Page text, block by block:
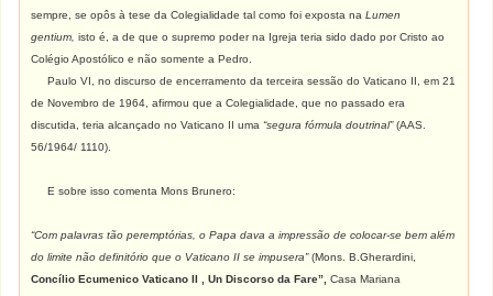
sempre, se opôs à tese da Colegialidade tal como foi exposta naLumen
gentium,isto é, a de que o supremo poder na Igreja teria sido dado por Cristo ao
Colégio Apostólico e não somente a Pedro.
Paulo VI, no discurso de encerramento da terceira sessão do Vaticano II, em 21
de Novembro de 1964, afirmou que a Colegialidade, que no passado era
discutida, teria alcançado no Vaticano II uma“segura fórmula doutrinal”(AAS.
56/1964/ 1110).
E sobre isso comenta Mons Brunero:
“Com palavras tão peremptórias, o Papa dava a impressão de colocar-se bem além
do limite não definitório que o Vaticano II se impusera”(Mons. B.Gherardini,
Concílio Ecumenico Vaticano II , Un Discorso da Fare”,Casa Mariana